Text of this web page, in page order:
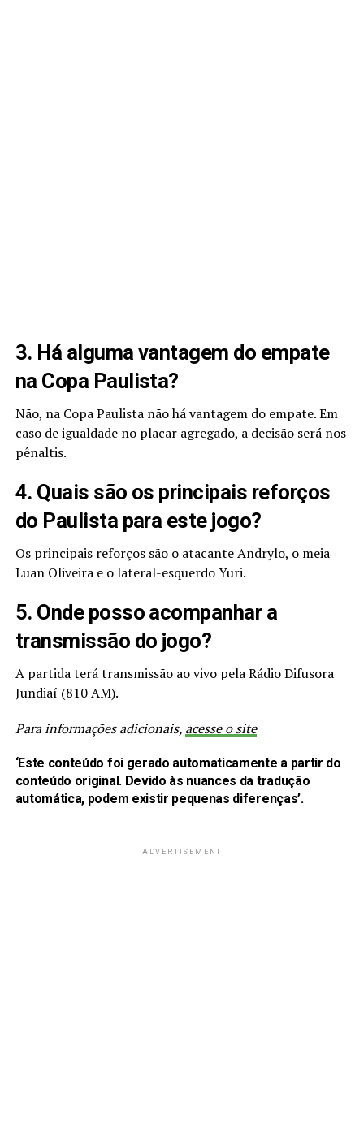
3. Há alguma vantagem do empate
na Copa Paulista?
Não, na Copa Paulista não há vantagem do empate. Em
caso de igualdade no placar agregado, a decisão será nos
pênaltis.
4. Quais são os principais reforços
do Paulista para este jogo?
Os principais reforços são o atacante Andrylo, o meia
Luan Oliveira e o lateral-esquerdo Yuri.
5. Onde posso acompanhar a
transmissão do jogo?
A partida terá transmissão ao vivo pela Rádio Difusora
Jundiaí (810 AM).
Para informações adicionais, acesse o site
‘Este conteúdo foi gerado automaticamente a partir do
conteúdo original. Devido às nuances da tradução
automática, podem existir pequenas diferenças’.
ADVERTISEMENT